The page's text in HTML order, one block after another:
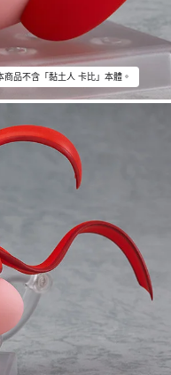
品不含「黏土人 卡比」本體。